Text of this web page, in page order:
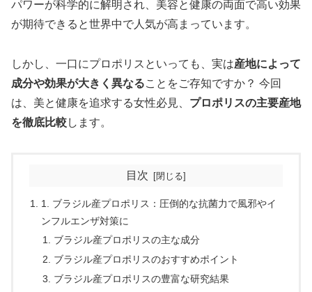
パワーが科学的に解明され、美容と健康の両面で高い効果
が期待できると世界中で人気が高まっています。
しかし、一口にプロポリスといっても、実は産地によって
成分や効果が大きく異なることをご存知ですか？ 今回
は、美と健康を追求する女性必見、 プロポリスの主要産地
を徹底比較します。
目次
1. ブラジル産プロポリス：圧倒的な抗菌力で風邪やイ
ンフルエンザ対策に
ブラジル産プロポリスの主な成分
ブラジル産プロポリスのおすすめポイント
ブラジル産プロポリスの豊富な研究結果